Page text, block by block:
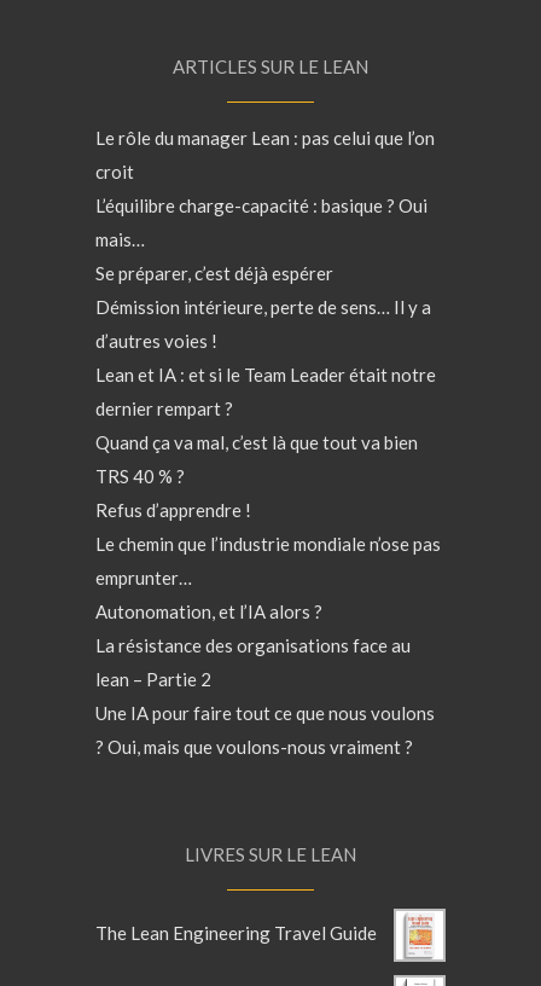
ARTICLES SUR LE LEAN
Le rôle du manager Lean : pas celui que l’on
croit
L’équilibre charge-capacité : basique ? Oui
mais…
Se préparer, c’est déjà espérer
Démission intérieure, perte de sens… Il y a
d’autres voies !
Lean et IA : et si le Team Leader était notre
dernier rempart ?
Quand ça va mal, c’est là que tout va bien
TRS 40 % ?
Refus d’apprendre !
Le chemin que l’industrie mondiale n’ose pas
emprunter…
Autonomation, et l’IA alors ?
La résistance des organisations face au
lean – Partie 2
Une IA pour faire tout ce que nous voulons
? Oui, mais que voulons-nous vraiment ?
LIVRES SUR LE LEAN
The Lean Engineering Travel Guide